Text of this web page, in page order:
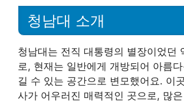
청남대 소개
청남대는 전직 대통령의 별장이었던
로, 현재는 일반에게 개방되어 아름
길 수 있는 공간으로 변모했어요. 이
사가 어우러진 매력적인 곳으로, 많